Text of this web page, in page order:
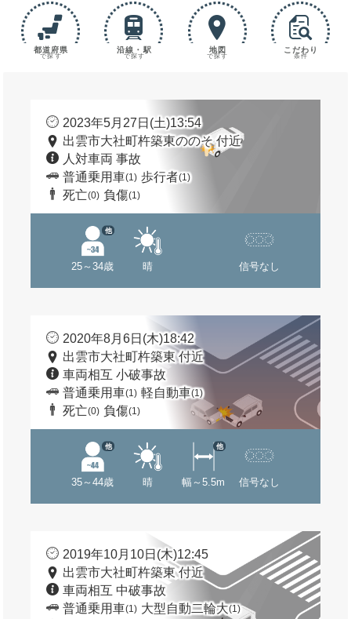
都道府県
で探す
沿線・駅
で探す
地図
で探す
こだわり
条件
2023年5月27日(土)13:54
出雲市大社町杵築東ののそ 付近
人対車両 事故
普通乗用車(1) 歩行者(1)
死亡(0) 負傷(1)
25～34歳
他
晴 信号なし
2020年8月6日(木)18:42
出雲市大社町杵築東 付近
車両相互 小破事故
普通乗用車(1) 軽自動車(1)
死亡(0) 負傷(1)
35～44歳
他
晴 幅～5.5m
他
信号なし
2019年10月10日(木)12:45
出雲市大社町杵築東 付近
車両相互 中破事故
普通乗用車(1) 大型自動二輪大(1)